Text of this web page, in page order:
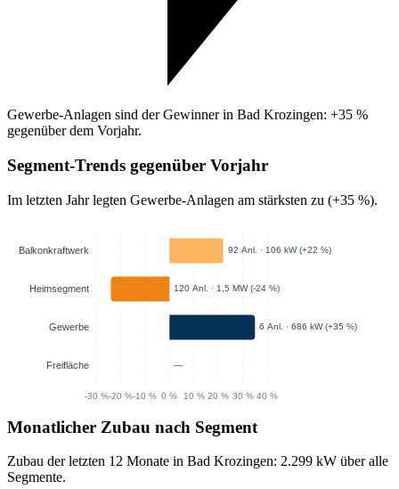
Gewerbe-Anlagen sind der Gewinner in Bad Krozingen: +35 %
gegenüber dem Vorjahr.
Segment-Trends gegenüber Vorjahr
Im letzten Jahr legten Gewerbe-Anlagen am stärksten zu (+35 %).
Monatlicher Zubau nach Segment
Zubau der letzten 12 Monate in Bad Krozingen: 2.299 kW über alle
Segmente.